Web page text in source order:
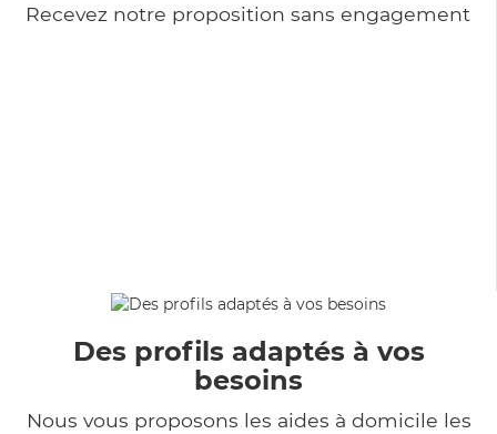
Recevez notre proposition sans engagement
Des profils adaptés à vos
besoins
Nous vous proposons les aides à domicile les